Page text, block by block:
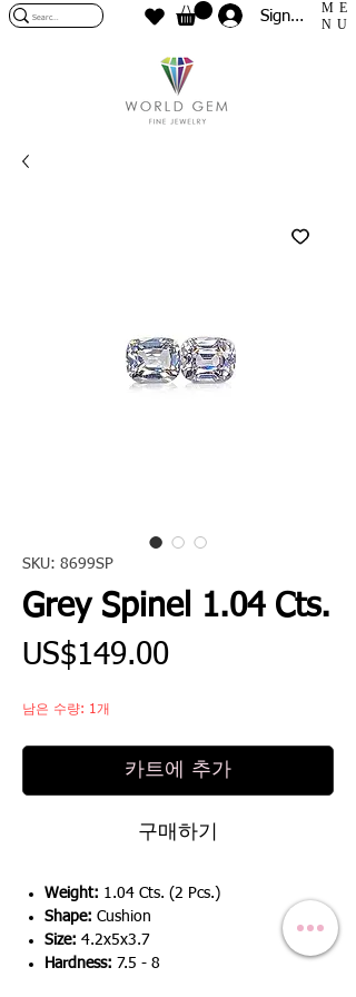
Sign In
ME
NU
SKU: 8699SP
Grey Spinel 1.04 Cts.
US$149.00가
남은 수량: 1개
카트에 추가
구매하기
Weight: 1.04 Cts. (2 Pcs.)
Shape: Cushion
Size: 4.2x5x3.7
Hardness: 7.5 - 8